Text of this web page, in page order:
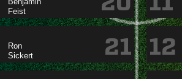



21 12